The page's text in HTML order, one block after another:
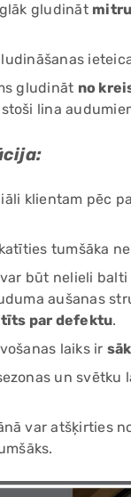
gludināt
gludināt no
lina
klientam pēc
tumšāka
būt nelieli
aušanas
par defektu.
laiks ir
un svētku
var atšķirties